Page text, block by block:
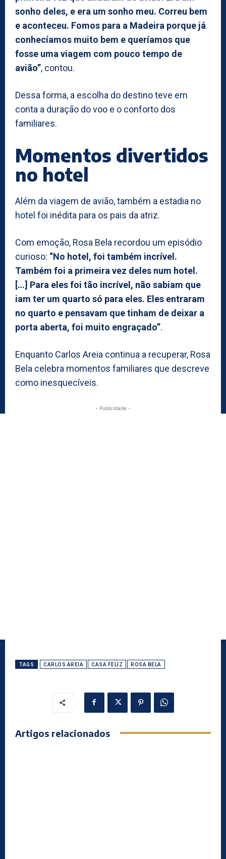
sonho deles, e era um sonho meu. Correu bem
e aconteceu. Fomos para a Madeira porque já
conhecíamos muito bem e queríamos que
fosse uma viagem com pouco tempo de
avião”, contou.
Dessa forma, a escolha do destino teve em
conta a duração do voo e o conforto dos
familiares.
Momentos divertidos
no hotel
Além da viagem de avião, também a estadia no
hotel foi inédita para os pais da atriz.
Com emoção, Rosa Bela recordou um episódio
curioso: “No hotel, foi também incrível.
Também foi a primeira vez deles num hotel.
[…] Para eles foi tão incrível, não sabiam que
iam ter um quarto só para eles. Eles entraram
no quarto e pensavam que tinham de deixar a
porta aberta, foi muito engraçado”.
Enquanto Carlos Areia continua a recuperar, Rosa
Bela celebra momentos familiares que descreve
como inesquecíveis.
- Publicidade -
TAGS CARLOS AREIA CASA FELIZ ROSA BELA
Artigos relacionados